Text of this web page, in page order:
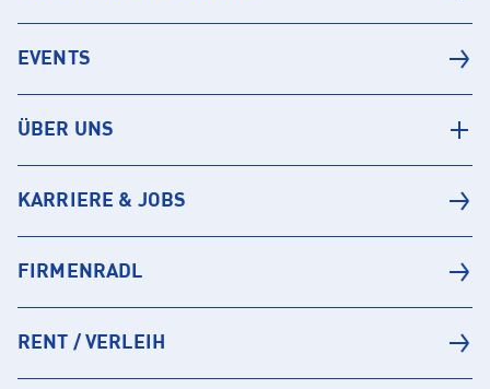
EVENTS
ÜBER UNS
KARRIERE & JOBS
FIRMENRADL
RENT / VERLEIH